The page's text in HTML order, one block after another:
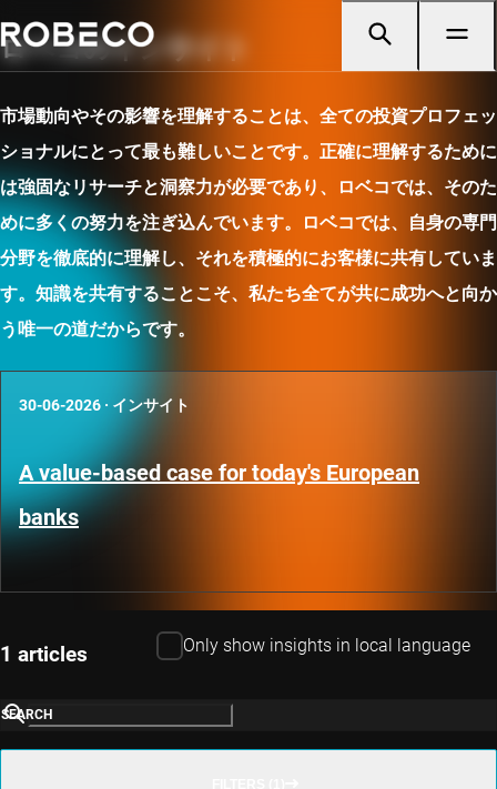
ロベコのインサイト
市場動向やその影響を理解することは、全ての投資プロフェッ
ショナルにとって最も難しいことです。正確に理解するために
は強固なリサーチと洞察力が必要であり、ロベコでは、そのた
めに多くの努力を注ぎ込んでいます。ロベコでは、自身の専門
分野を徹底的に理解し、それを積極的にお客様に共有していま
す。知識を共有することこそ、私たち全てが共に成功へと向か
う唯一の道だからです。
30-06-2026 · インサイト
A value-based case for today's European
banks
1 articles Only show insights in local language
SEARCH